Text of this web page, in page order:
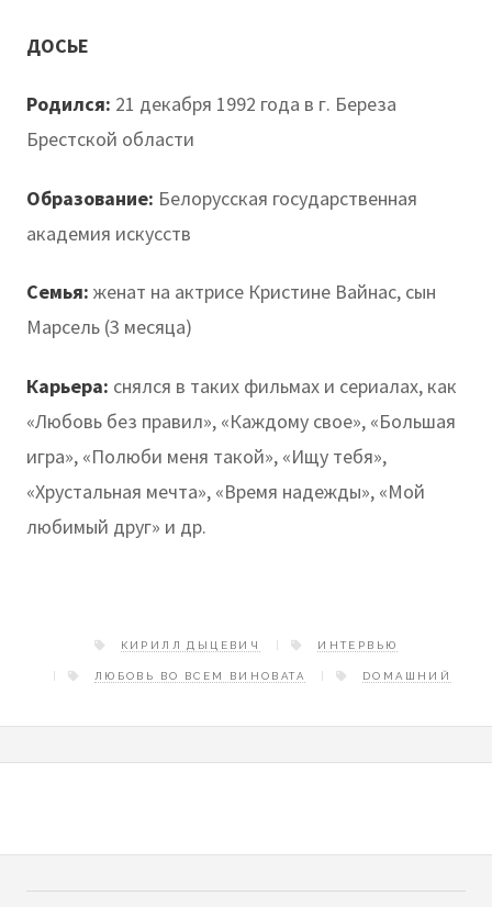
ДОСЬЕ
Родился: 21 декабря 1992 года в г. Береза
Брестской области
Образование: Белорусская государственная
академия искусств
Семья: женат на актрисе Кристине Вайнас, сын
Марсель (3 месяца)
Карьера: снялся в таких фильмах и сериалах, как
«Любовь без правил», «Каждому свое», «Большая
игра», «Полюби меня такой», «Ищу тебя»,
«Хрустальная мечта», «Время надежды», «Мой
любимый друг» и др.
КИРИЛЛ ДЫЦЕВИЧ ИНТЕРВЬЮ
ЛЮБОВЬ ВО ВСЕМ ВИНОВАТА DОМАШНИЙ